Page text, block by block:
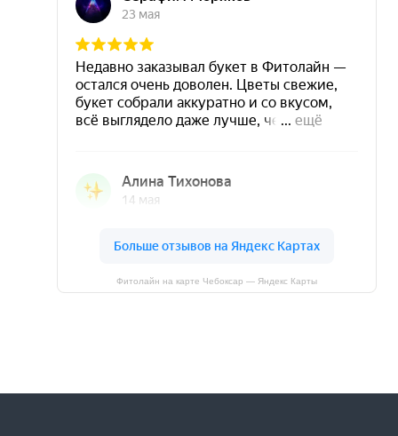
Фитолайн на карте Чебоксар — Яндекс Карты